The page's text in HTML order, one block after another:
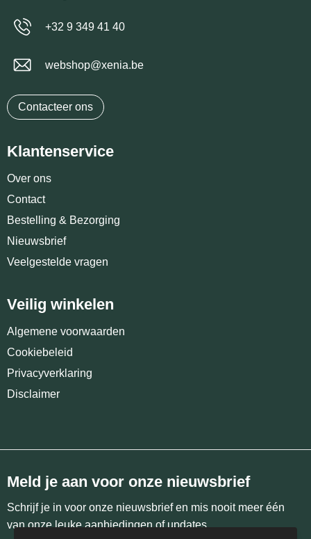
+32 9 349 41 40
webshop@xenia.be
Contacteer ons
Klantenservice
Over ons
Contact
Bestelling & Bezorging
Nieuwsbrief
Veelgestelde vragen
Veilig winkelen
Algemene voorwaarden
Cookiebeleid
Privacyverklaring
Disclaimer
Meld je aan voor onze nieuwsbrief
Schrijf je in voor onze nieuwsbrief en mis nooit meer één
van onze leuke aanbiedingen of updates.